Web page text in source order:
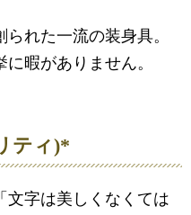
れた一流の装身具。
暇がありません。
ティ)*
文字は美しくなくては